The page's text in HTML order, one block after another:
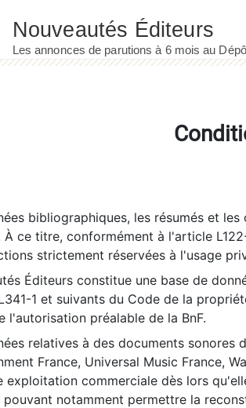
bibliographiques, les résumés et
À ce titre, conformément à l'article
strictement réservées à l'usage
Éditeurs constitue une base de
1 et suivants du Code de la
l'autorisation préalable de la BnF.
relatives à des documents sonores
France, Universal Music France,
exploitation commerciale dès lors
pouvant notamment permettre la